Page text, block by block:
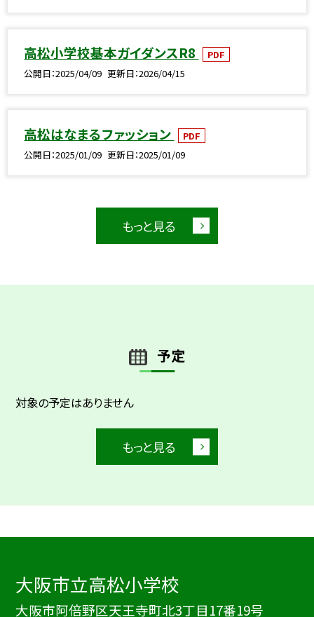
高松小学校基本ガイダンスR8
PDF
公開日 2025/04/09 更新日 2026/04/15
高松はなまるファッション
PDF
公開日 2025/01/09 更新日 2025/01/09
もっと見る
予定
対象の予定はありません
もっと見る
大阪市立高松小学校
大阪市阿倍野区天王寺町北3丁目17番19号